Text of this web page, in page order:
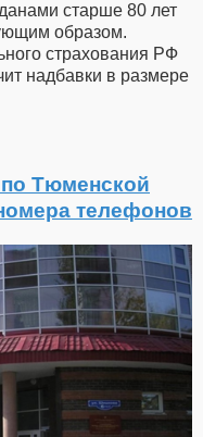
старше 80 лет
образом.
страхования РФ
надбавки в размере
Тюменской
телефонов